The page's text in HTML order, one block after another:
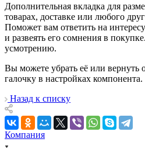
Дополнительная вкладка для
товарах, доставке или любого
Поможет вам ответить на
и развеять его сомнения в
усмотрению.
Вы можете убрать её или вернуть
галочку в настройках
Назад к списку
Компания